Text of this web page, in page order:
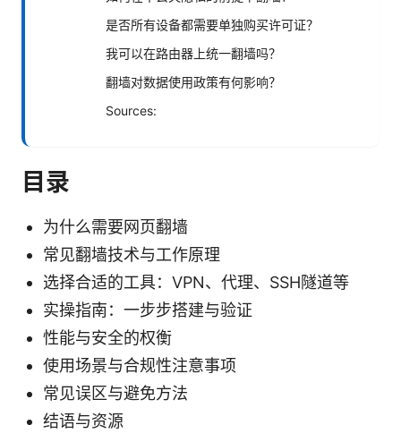
是否所有设备都需要单独购买许可证？
我可以在路由器上统一翻墙吗？
翻墙对数据使用政策有何影响？
Sources:
目录
为什么需要网页翻墙
常见翻墙技术与工作原理
选择合适的工具：VPN、代理、SSH隧道等
实操指南：一步步搭建与验证
性能与安全的权衡
使用场景与合规性注意事项
常见误区与避免方法
结语与资源